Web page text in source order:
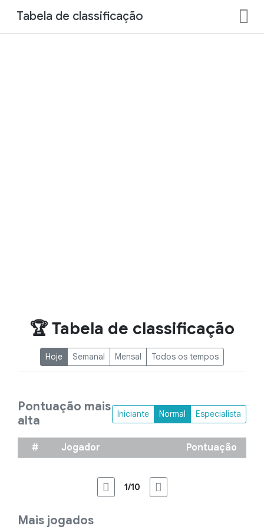
Tabela de classificação
🏆 Tabela de classificação
Hoje Semanal Mensal Todos os tempos
Pontuação mais
alta
Iniciante Normal Especialista
# Jogador Pontuação
1/10
Mais jogados